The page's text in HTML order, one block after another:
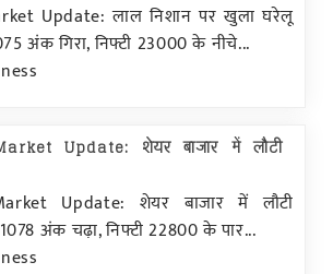
Update: लाल निशान पर खुला घरेलू
अंक गिरा, निफ्टी 23000 के नीचे...
Update: शेयर बाजार में लौटी
Update: शेयर बाजार में लौटी
अंक चढ़ा, निफ्टी 22800 के पार...